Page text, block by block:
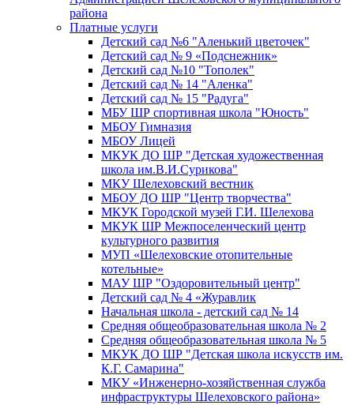
района
Платные услуги
Детский сад №6 "Аленький цветочек"
Детский сад № 9 «Подснежник»
Детский сад №10 "Тополек"
Детский сад № 14 "Аленка"
Детский сад № 15 "Радуга"
МБУ ШР спортивная школа "Юность"
МБОУ Гимназия
МБОУ Лицей
МКУК ДО ШР "Детская художественная
школа им.В.И.Сурикова"
МКУ Шелеховский вестник
МБОУ ДО ШР "Центр творчества"
МКУК Городской музей Г.И. Шелехова
МКУК ШР Межпоселенческий центр
культурного развития
МУП «Шелеховские отопительные
котельные»
МАУ ШР "Оздоровительный центр"
Детский сад № 4 «Журавлик
Начальная школа - детский сад № 14
Средняя общеобразовательная школа № 2
Средняя общеобразовательная школа № 5
МКУК ДО ШР "Детская школа искусств им.
К.Г. Самарина"
МКУ «Инженерно-хозяйственная служба
инфраструктуры Шелеховского района»